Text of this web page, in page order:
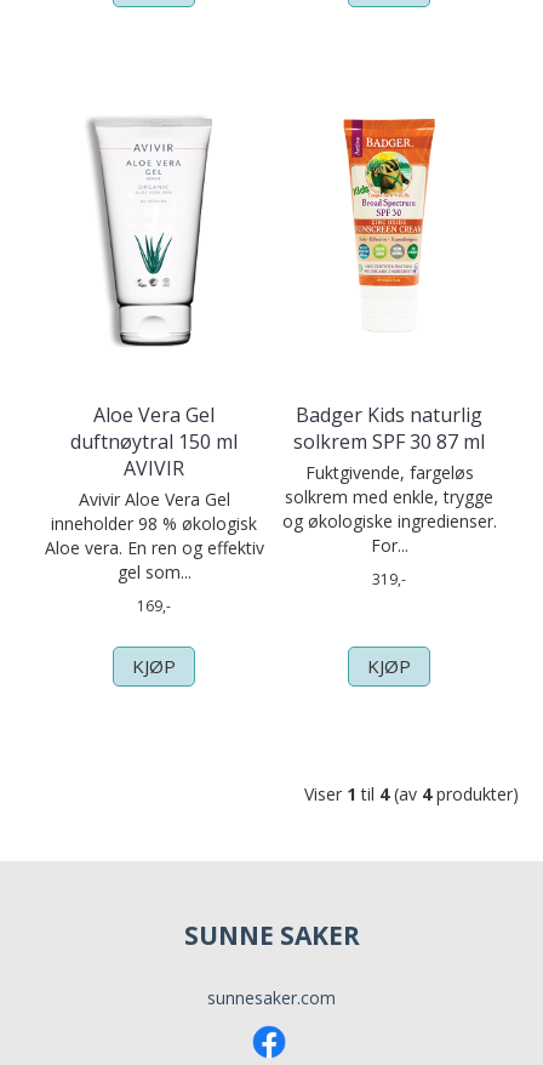
Aloe Vera Gel
duftnøytral 150 ml
AVIVIR
Avivir Aloe Vera Gel
inneholder 98 % økologisk
Aloe vera. En ren og effektiv
gel som...
169,-
KJØP
Badger Kids naturlig
solkrem SPF 30 87 ml
Fuktgivende, fargeløs
solkrem med enkle, trygge
og økologiske ingredienser.
For...
319,-
KJØP
Viser 1 til 4(av 4produkter)
SUNNE SAKER
sunnesaker.com